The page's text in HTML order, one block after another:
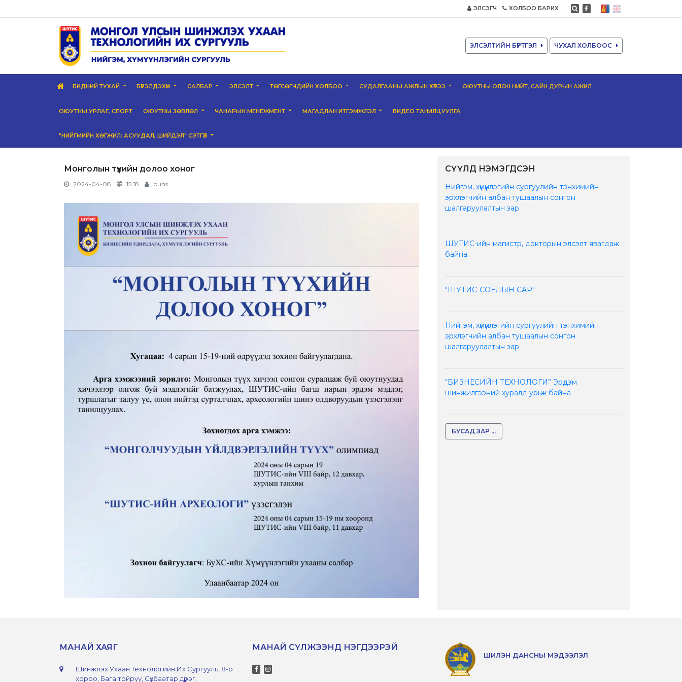
ЭЛСЭГЧ ХОЛБОО БАРИХ
ЭЛСЭЛТИЙН БҮРТГЭЛ ЧУХАЛ ХОЛБООС
БИДНИЙ ТУХАЙ БҮРЭЛДЭХҮҮН САЛБАР ЭЛСЭЛТ ТӨГСӨГЧДИЙН ХОЛБОО СУДАЛГААНЫ АЖЛЫН ХҮРЭЭ ОЮУТНЫ ОЛОН НИЙТ, САЙН ДУРЫН АЖИЛ
ОЮУТНЫ УРЛАГ, СПОРТ ОЮУТНЫ ЗӨВЛӨЛ ЧАНАРЫН МЕНЕЖМЕНТ МАГАДЛАН ИТГЭМЖЛЭЛ ВИДЕО ТАНИЛЦУУЛГА
"НИЙГМИЙН ХӨГЖИЛ: АСУУДАЛ, ШИЙДЭЛ" СЭТГҮҮЛ
Монголын түүхийн долоо хоног
2024-04-08 15:18 buhs
СҮҮЛД НЭМЭГДСЭН
Нийгэм, хүмүүнлэгийн сургуулийн тэнхимийн
эрхлэгчийн албан тушаалын сонгон
шалгаруулалтын зар
ШУТИС-ийн магистр, докторын элсэлт явагдаж
байна.
"ШУТИС-СОЁЛЫН САР"
Нийгэм, хүмүүнлэгийн сургуулийн тэнхимийн
эрхлэгчийн албан тушаалын сонгон
шалгаруулалтын зар
“БИЗНЕСИЙН ТЕХНОЛОГИ” Эрдэм
шинжилгээний хуралд урьж байна
БУСАД ЗАР ...
МАНАЙ ХАЯГ
Шинжлэх Ухаан Технологийн Их Сургууль, 8-р
хороо, Бага тойруу, Сүхбаатар дүүрэг,
МАНАЙ СҮЛЖЭЭНД НЭГДЭЭРЭЙ
ШИЛЭН ДАНСНЫ МЭДЭЭЛЭЛ